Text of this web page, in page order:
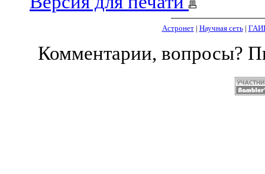
Астронет| Научная сеть|
Комментарии, вопросы?